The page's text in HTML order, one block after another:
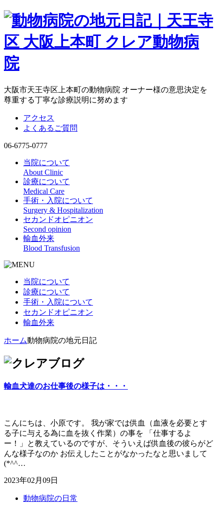
大阪市天王寺区上本町の動物病院 オーナー様の意思決定を
尊重する丁寧な診療説明に努めます
アクセス
よくあるご質問
06-6775-0777
当院について
About Clinic
診療について
Medical Care
手術・入院について
Surgery & Hospitalization
セカンドオピニオン
Second opinion
輸血外来
Blood Transfusion
当院について
診療について
手術・入院について
セカンドオピニオン
輸血外来
ホーム動物病院の地元日記
輸血犬達のお仕事後の様子は・・・
こんにちは、小原です。 我が家では供血（血液を必要とす
る子に与える為に血を抜く作業）の事を 「仕事するよ
ー！」と教えているのですが、そういえば供血後の彼らがど
んな様子なのか お伝えしたことがなかったなと思いまして
(*^^…
2023年02月09日
動物病院の日常